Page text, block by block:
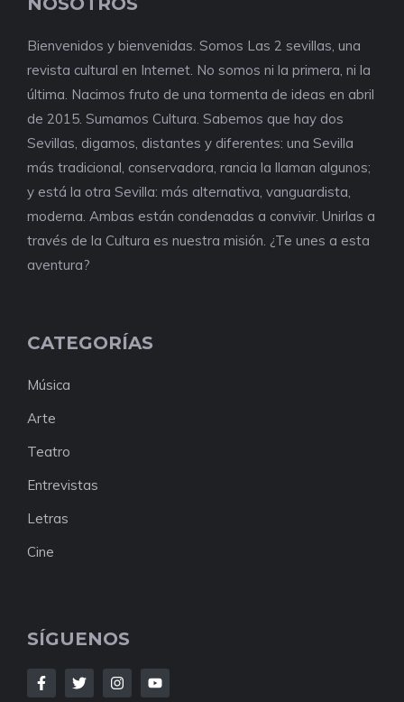
Bienvenidos y bienvenidas. Somos Las 2 sevillas, una
revista cultural en Internet. No somos ni la primera, ni la
última. Nacimos fruto de una tormenta de ideas en abril
de 2015. Sumamos Cultura. Sabemos que hay dos
Sevillas, digamos, distantes y diferentes: una Sevilla
más tradicional, conservadora, rancia la llaman algunos;
y está la otra Sevilla: más alternativa, vanguardista,
moderna. Ambas están condenadas a convivir. Unirlas a
través de la Cultura es nuestra misión. ¿Te unes a esta
aventura?
CATEGORÍAS
Música
Arte
Teatro
Entrevistas
Letras
Cine
SÍGUENOS